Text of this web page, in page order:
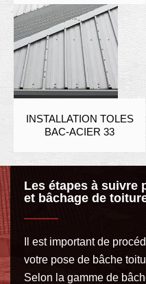
INSTALLATION TOLES
BAC-ACIER 33
Les étapes à suivre
et bâchage de
Il est important de
votre pose de bâche
Selon la gamme de